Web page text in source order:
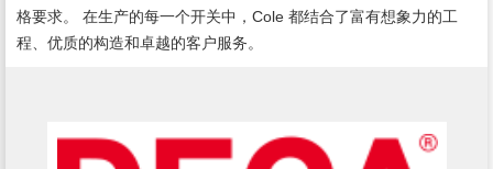
格要求。 在生产的每一个开关中，Cole 都结合了富有想象力的工
程、优质的构造和卓越的客户服务。